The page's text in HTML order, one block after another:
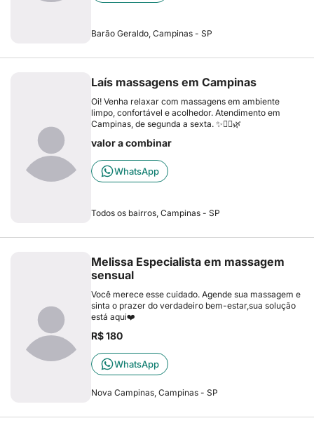
Barão Geraldo, Campinas - SP
Laís massagens em Campinas
Oi! Venha relaxar com massagens em ambiente
limpo, confortável e acolhedor. Atendimento em
Campinas, de segunda a sexta. ✨💆‍♂️🌿
valor a combinar
WhatsApp
Todos os bairros, Campinas - SP
Melissa Especialista em massagem
sensual
Você merece esse cuidado. Agende sua massagem e
sinta o prazer do verdadeiro bem-estar,sua solução
está aqui❤️
R$ 180
WhatsApp
Nova Campinas, Campinas - SP